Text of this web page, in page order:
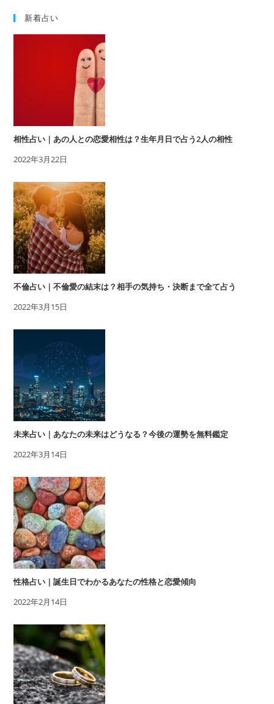
新着占い
相性占い｜あの人との恋愛相性は？生年月日で占う2人の相性
2022年3月22日
不倫占い｜不倫愛の結末は？相手の気持ち・決断まで全て占う
2022年3月15日
未来占い｜あなたの未来はどうなる？今後の運勢を無料鑑定
2022年3月14日
性格占い｜誕生日でわかるあなたの性格と恋愛傾向
2022年2月14日